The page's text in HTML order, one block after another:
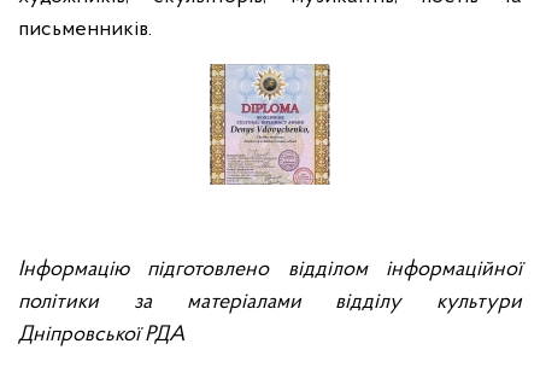
письменників.
Інформацію підготовлено відділом інформаційної
політики за матеріалами відділу культури
Дніпровської РДА